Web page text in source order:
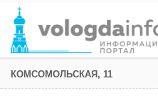
КОМСОМОЛЬСКАЯ, 11